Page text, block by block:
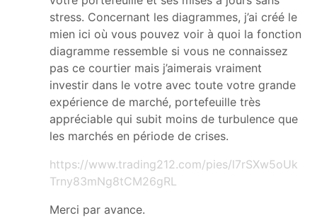
stress. Concernant les diagrammes, j’ai créé le
mien ici où vous pouvez voir à quoi la fonction
diagramme ressemble si vous ne connaissez
pas ce courtier mais j’aimerais vraiment
investir dans le votre avec toute votre grande
expérience de marché, portefeuille très
appréciable qui subit moins de turbulence que
les marchés en période de crises.
https://www.trading212.com/pies/l7rSXw5oUk
Trny83mNg8tCM26gRL
Merci par avance.